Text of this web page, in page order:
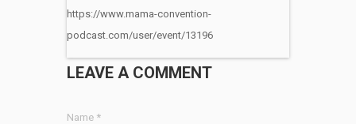
https://www.mama-convention-
podcast.com/user/event/13196
LEAVE A COMMENT
Name *